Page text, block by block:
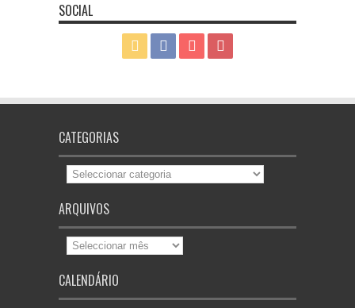
SOCIAL
CATEGORIAS
Categorias
ARQUIVOS
Arquivos
CALENDÁRIO